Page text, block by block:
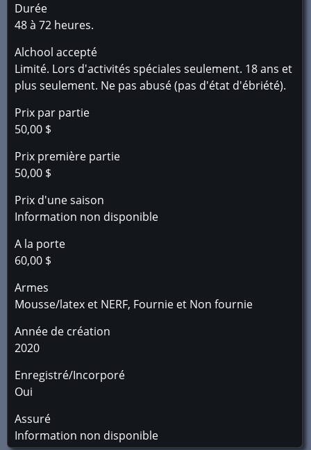
Durée
48 à 72 heures.
Alchool accepté
Limité. Lors d'activités spéciales seulement. 18 ans et
plus seulement. Ne pas abusé (pas d'état d'ébriété).
Prix par partie
50,00 $
Prix première partie
50,00 $
Prix d'une saison
Information non disponible
A la porte
60,00 $
Armes
Mousse/latex et NERF, Fournie et Non fournie
Année de création
2020
Enregistré/Incorporé
Oui
Assuré
Information non disponible